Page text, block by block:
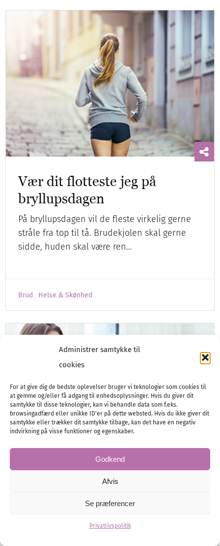
Administrer samtykke til
cookies
For at give dig de bedste oplevelser bruger vi teknologier som cookies til
at gemme og/eller få adgang til enhedsoplysninger. Hvis du giver dit
samtykke til disse teknologier, kan vi behandle data som f.eks.
browsingadfærd eller unikke ID'er på dette websted. Hvis du ikke giver dit
samtykke eller trækker dit samtykke tilbage, kan det have en negativ
indvirkning på visse funktioner og egenskaber.
Godkend
Afvis
Se præferencer
Privatlivspolitik
Vær dit flotteste jeg på
bryllupsdagen
På bryllupsdagen vil de fleste virkelig gerne
stråle fra top til tå. Brudekjolen skal gerne
sidde, huden skal være ren…
Brud Helse & Skønhed
bryllupsdagen? Vi besøgte en